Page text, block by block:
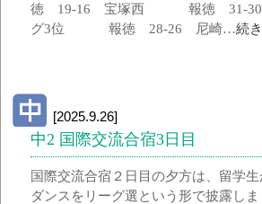
徳 19-16 宝塚西 報徳 31-30
グ3位 報徳 28-26 尼崎…続
[2025.9.26]
中2 国際交流合宿3日目
国際交流合宿２日目の夕方は、留学
ダンスをリーグ選という形で披露し